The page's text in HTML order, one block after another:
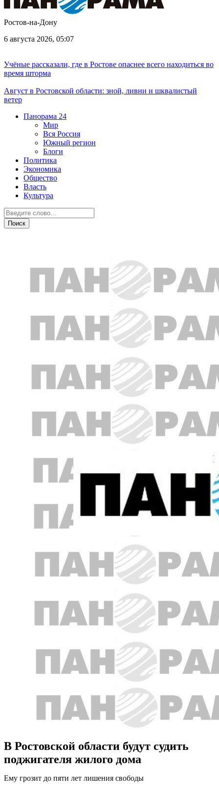
Ростов-на-Дону
6 августа 2026, 05:07
Учёные рассказали, где в Ростове опаснее всего находиться во
время шторма
Август в Ростовской области: зной, ливни и шквалистый
ветер
Панорама 24
Мир
Вся Россия
Южный регион
Блоги
Политика
Экономика
Общество
Власть
Культура
В Ростовской области будут судить
поджигателя жилого дома
Ему грозит до пяти лет лишения свободы